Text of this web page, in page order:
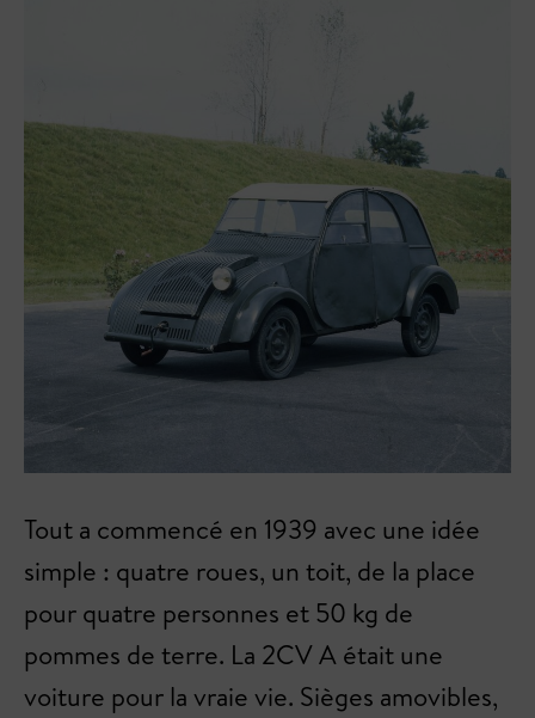
Tout a commencé en 1939 avec une idée
simple : quatre roues, un toit, de la place
pour quatre personnes et 50 kg de
pommes de terre. La 2CV A était une
voiture pour la vraie vie. Sièges amovibles,